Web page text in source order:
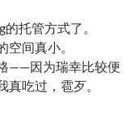
托管方式了。
间真小。
——因为瑞幸比较便
吃过，雹歹。